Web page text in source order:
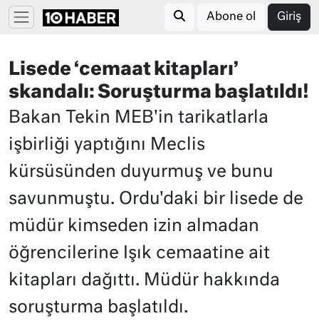
Abone ol Giriş
Lisede ‘cemaat kitapları’
skandalı: Soruşturma başlatıldı!
Bakan Tekin MEB'in tarikatlarla
işbirliği yaptığını Meclis
kürsüsünden duyurmuş ve bunu
savunmuştu. Ordu'daki bir lisede de
müdür kimseden izin almadan
öğrencilerine Işık cemaatine ait
kitapları dağıttı. Müdür hakkında
soruşturma başlatıldı.